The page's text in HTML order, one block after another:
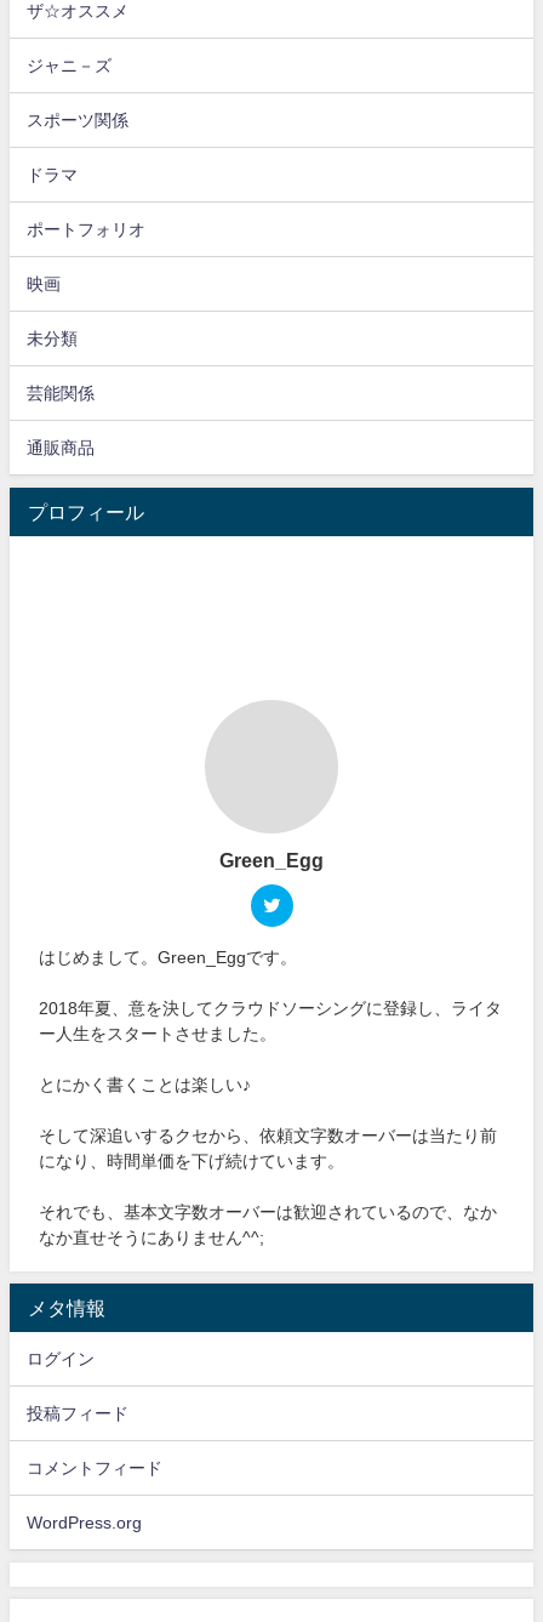
ザ☆オススメ
ジャニ－ズ
スポーツ関係
ドラマ
ポートフォリオ
映画
未分類
芸能関係
通販商品
プロフィール
Green_Egg
はじめまして。Green_Eggです。
2018年夏、意を決してクラウドソーシングに登録し、ライタ
ー人生をスタートさせました。
とにかく書くことは楽しい♪
そして深追いするクセから、依頼文字数オーバーは当たり前
になり、時間単価を下げ続けています。
それでも、基本文字数オーバーは歓迎されているので、なか
なか直せそうにありません^^;
メタ情報
ログイン
投稿フィード
コメントフィード
WordPress.org